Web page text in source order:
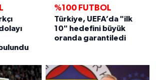
%100 FUTBOL
Türkiye, UEFA’da "ilk
10" hedefini büyük
oranda garantiledi